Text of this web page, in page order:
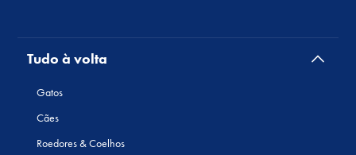
Tudo à volta
Gatos
Cães
Roedores & Coelhos